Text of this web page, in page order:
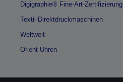
Digigraphie® Fine-Art-Zertifizierung
Textil-Direktdruckmaschinen
Weltweit
Orient Uhren